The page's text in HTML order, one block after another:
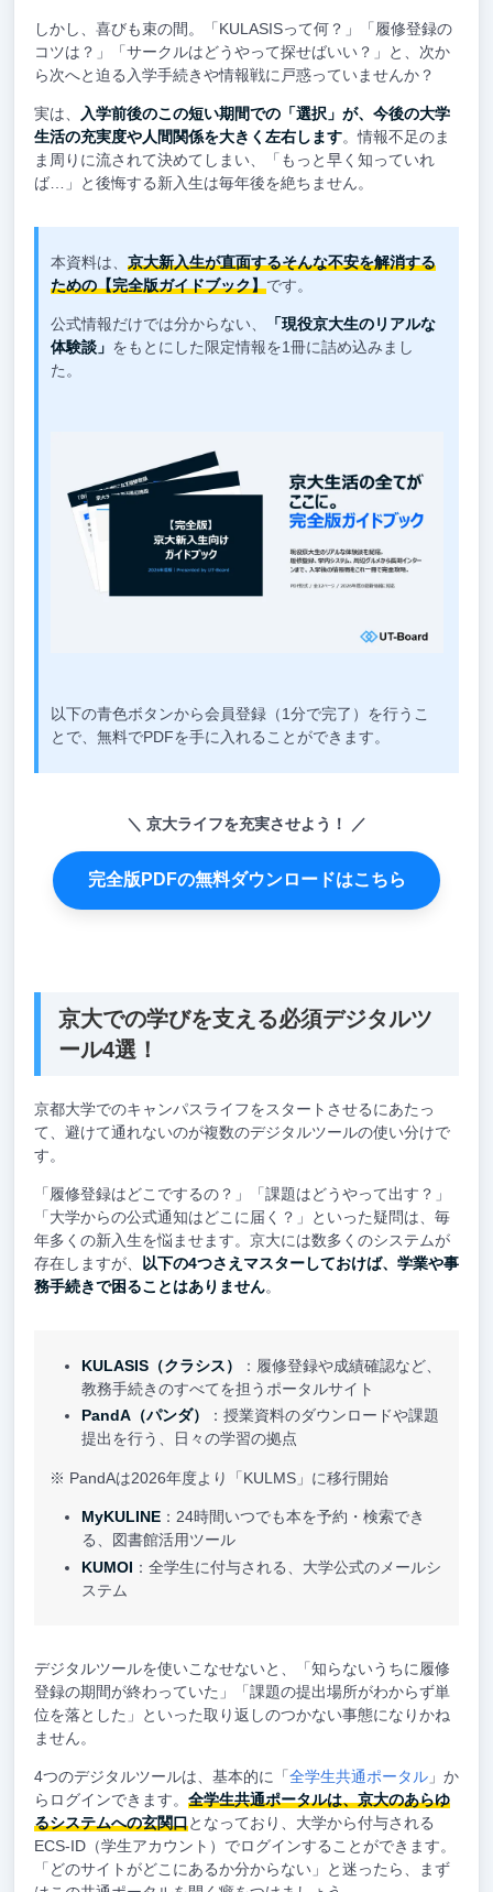
しかし、喜びも束の間。「KULASISって何？」「履修登録の
コツは？」「サークルはどうやって探せばいい？」と、次か
ら次へと迫る入学手続きや情報戦に戸惑っていませんか？
実は、 入学前後のこの短い期間での「選択」が、今後の大学
生活の充実度や人間関係を大きく左右します。情報不足のま
ま周りに流されて決めてしまい、「もっと早く知っていれ
ば…」と後悔する新入生は毎年後を絶ちません。
本資料は、京大新入生が直面するそんな不安を解消する
ための【完全版ガイドブック】です。
公式情報だけでは分からない、
「現役京大生のリアルな
体験談」 をもとにした限定情報を1冊に詰め込みまし
た。
以下の青色ボタンから会員登録（1分で完了）を行うこ
とで、無料でPDFを手に入れることができます。
京大ライフを充実させよう！
完全版PDFの無料ダウンロードはこちら
京大での学びを支える必須デジタルツ
ール4選！
京都大学でのキャンパスライフをスタートさせるにあたっ
て、避けて通れないのが複数のデジタルツールの使い分けで
す。
「履修登録はどこでするの？」「課題はどうやって出す？」
「大学からの公式通知はどこに届く？」といった疑問は、毎
年多くの新入生を悩ませます。京大には数多くのシステムが
存在しますが、 以下の4つさえマスターしておけば、学業や事
務手続きで困ることはありません。
KULASIS（クラシス）
：履修登録や成績確認など、
教務手続きのすべてを担うポータルサイト
PandA（パンダ）
：授業資料のダウンロードや課題
提出を行う、日々の学習の拠点
※ PandAは2026年度より「KULMS」に移行開始
MyKULINE：24時間いつでも本を予約・検索でき
る、図書館活用ツール
KUMOI ：全学生に付与される、大学公式のメールシ
ステム
デジタルツールを使いこなせないと、「知らないうちに履修
登録の期間が終わっていた」「課題の提出場所がわからず単
位を落とした」といった取り返しのつかない事態になりかね
ません。
4つのデジタルツールは、基本的に「全学生共通ポータル」か
らログインできます。 全学生共通ポータルは、京大のあらゆ
るシステムへの玄関口となっており、大学から付与される
ECS-ID（学生アカウント）でログインすることができます。
「どのサイトがどこにあるか分からない」と迷ったら、まず